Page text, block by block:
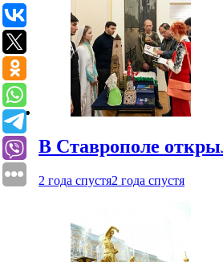
В Ставрополе
2 года спустя2 года спустя